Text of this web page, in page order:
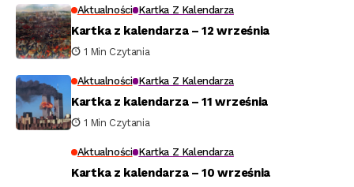
Aktualności Kartka Z Kalendarza
Kartka z kalendarza – 12 września
1 Min Czytania
Aktualności Kartka Z Kalendarza
Kartka z kalendarza – 11 września
1 Min Czytania
Aktualności Kartka Z Kalendarza
Kartka z kalendarza – 10 września